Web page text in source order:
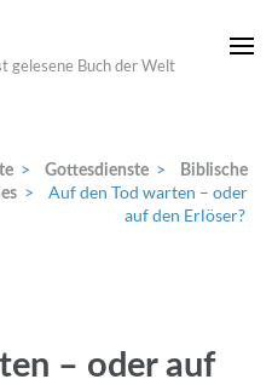
gelesene Buch der Welt
> Gottesdienste >
Biblische
>
Auf den Tod warten – oder
auf den Erlöser?
– oder auf